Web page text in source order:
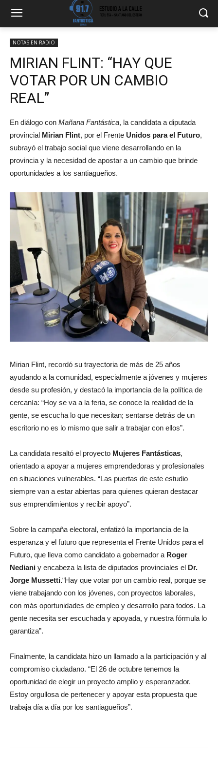
NOTAS EN RADIO
MIRIAN FLINT: “HAY QUE
VOTAR POR UN CAMBIO
REAL”
En diálogo con Mañana Fantástica, la candidata a diputada
provincial Mirian Flint, por el Frente Unidos para el Futuro,
subrayó el trabajo social que viene desarrollando en la
provincia y la necesidad de apostar a un cambio que brinde
oportunidades a los santiagueños.
Mirian Flint, recordó su trayectoria de más de 25 años
ayudando a la comunidad, especialmente a jóvenes y mujeres
desde su profesión, y destacó la importancia de la política de
cercanía: “Hoy se va a la feria, se conoce la realidad de la
gente, se escucha lo que necesitan; sentarse detrás de un
escritorio no es lo mismo que salir a trabajar con ellos”.
La candidata resaltó el proyecto Mujeres Fantásticas,
orientado a apoyar a mujeres emprendedoras y profesionales
en situaciones vulnerables. “Las puertas de este estudio
siempre van a estar abiertas para quienes quieran destacar
sus emprendimientos y recibir apoyo”.
Sobre la campaña electoral, enfatizó la importancia de la
esperanza y el futuro que representa el Frente Unidos para el
Futuro, que lleva como candidato a gobernador a Roger
Nediani y encabeza la lista de diputados provinciales el Dr.
Jorge Mussetti.“Hay que votar por un cambio real, porque se
viene trabajando con los jóvenes, con proyectos laborales,
con más oportunidades de empleo y desarrollo para todos. La
gente necesita ser escuchada y apoyada, y nuestra fórmula lo
garantiza”.
Finalmente, la candidata hizo un llamado a la participación y al
compromiso ciudadano. “El 26 de octubre tenemos la
oportunidad de elegir un proyecto amplio y esperanzador.
Estoy orgullosa de pertenecer y apoyar esta propuesta que
trabaja día a día por los santiagueños”.